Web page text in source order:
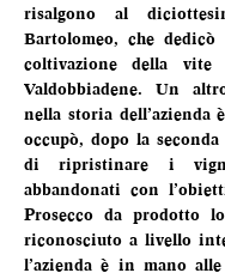
risalgono al
Bartolomeo, che
coltivazione della
Valdobbiadene. Un
nella storia dell’azienda
occupò, dopo la
di ripristinare i
abbandonati con
Prosecco da prodotto
riconosciuto a livello
l’azienda è in mano